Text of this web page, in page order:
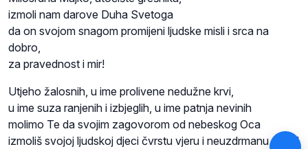
izmoli nam darove Duha Svetoga
da on svojom snagom promijeni ljudske misli i srca na
dobro,
za pravednost i mir!
Utjeho žalosnih, u ime prolivene nedužne krvi,
u ime suza ranjenih i izbjeglih, u ime patnja nevinih
molimo Te da svojim zagovorom od nebeskog Oca
izmoliš svojoj ljudskoj djeci čvrstu vjeru i neuzdrmanu nadu!